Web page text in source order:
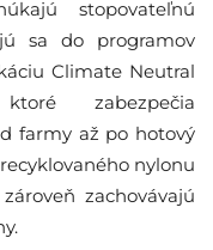
stopovateľnú
sa do programov
Climate Neutral
zabezpečia
farmy až po hotový
nylonu
zachovávajú